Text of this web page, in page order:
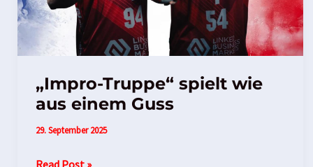
„Impro-Truppe“ spielt wie
aus einem Guss
29. September 2025